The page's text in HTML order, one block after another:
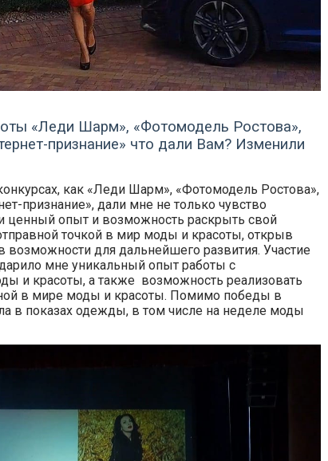
«Леди Шарм», «Фотомодель Ростова»,
признание» что дали Вам? Изменили
как «Леди Шарм», «Фотомодель Ростова»,
признание», дали мне не только чувство
ценный опыт и возможность раскрыть свой
точкой в мир моды и красоты, открыв
возможности для дальнейшего развития. Участие
мне уникальный опыт работы с
и красоты, а также возможность реализовать
в мире моды и красоты. Помимо победы в
в показах одежды, в том числе на неделе моды